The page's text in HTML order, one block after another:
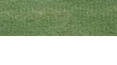
ما هو فيروس إمام عاشور؟